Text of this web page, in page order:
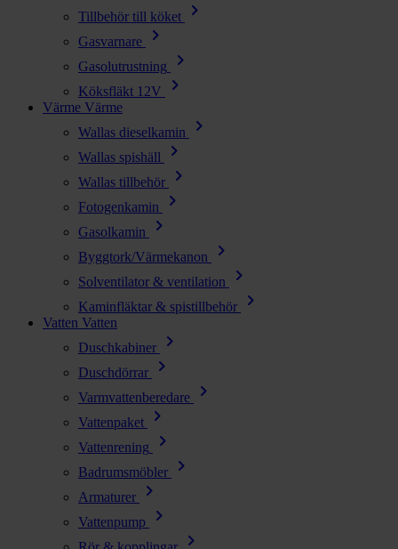
Tillbehör till köket
chevron_right
Gasvarnare chevron_right
Gasolutrustning chevron_right
Köksfläkt 12V chevron_right
Värme Värme
Wallas dieselkamin
chevron_right
Wallas spishäll chevron_right
Wallas tillbehör chevron_right
Fotogenkamin chevron_right
Gasolkamin chevron_right
Byggtork/Värmekanon chevron_right
Solventilator & ventilation chevron_right
Kaminfläktar & spistillbehör chevron_right
Vatten Vatten
Duschkabiner
chevron_right
Duschdörrar chevron_right
Varmvattenberedare chevron_right
Vattenpaket chevron_right
Vattenrening chevron_right
Badrumsmöbler chevron_right
Armaturer chevron_right
Vattenpump chevron_right
chevron_right